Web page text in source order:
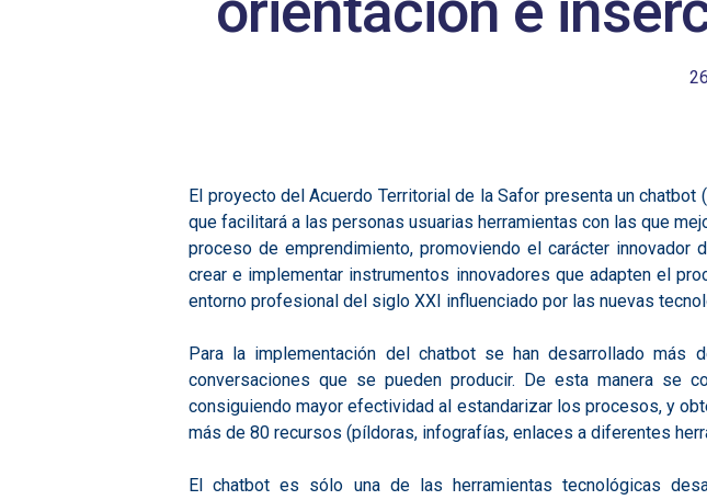
El proyecto del Acuerdo Territorial de la Safor presenta un
que facilitará a las personas usuarias herramientas con las que
proceso de emprendimiento, promoviendo el carácter
crear e implementar instrumentos innovadores que adapten el
entorno profesional del siglo XXI influenciado por las nuevas
Para la implementación del chatbot se han desarrollado
conversaciones que se pueden producir. De esta manera se
consiguiendo mayor efectividad al estandarizar los procesos, y
más de 80 recursos (píldoras, infografías, enlaces a diferentes
El chatbot es sólo una de las herramientas tecnológicas